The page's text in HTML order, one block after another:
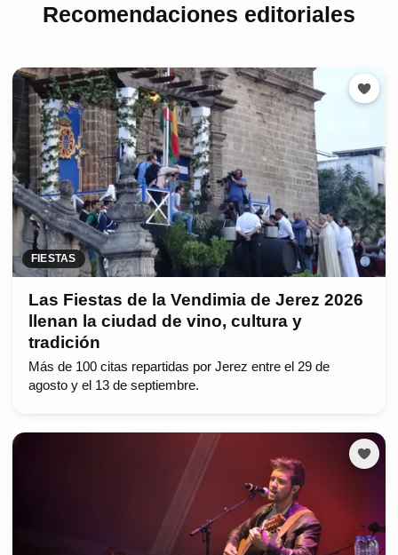
Recomendaciones editoriales
FIESTAS
Las Fiestas de la Vendimia de Jerez 2026
llenan la ciudad de vino, cultura y
tradición
Más de 100 citas repartidas por Jerez entre el 29 de
agosto y el 13 de septiembre.